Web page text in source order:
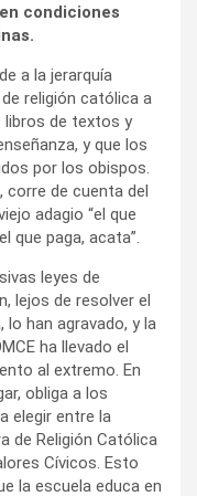
condiciones
a la jerarquía
religión católica a
libros de textos y
y que los
por los obispos.
corre de cuenta del
adagio “el que
que paga, acata”.
leyes de
lejos de resolver el
lo han agravado, y la
ha llevado el
al extremo. En
obliga a los
elegir entre la
de Religión Católica
Cívicos. Esto
la escuela educa en